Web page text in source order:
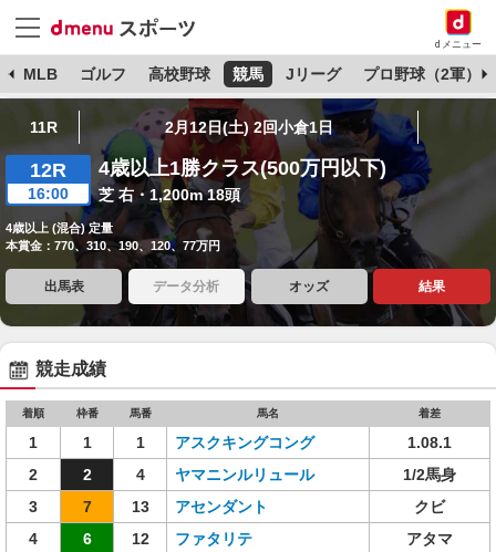
dメニュー
MLB ゴルフ 高校野球 競馬 Jリーグ プロ野球（2軍）
11R 2月12日(土) 2回小倉1日
12R
16:00
4歳以上1勝クラス(500万円以下)
芝 右・1,200m 18頭
4歳以上 (混合) 定量
本賞金：770、310、190、120、77万円
出馬表 データ分析 オッズ 結果
競走成績
着順 枠番 馬番 馬名 着差
1 1 1 アスクキングコング
1.08.1
2
2 4 ヤマニンルリュール
1/2馬身
3
7 13 アセンダント
クビ
4
6 12 ファタリテ
アタマ